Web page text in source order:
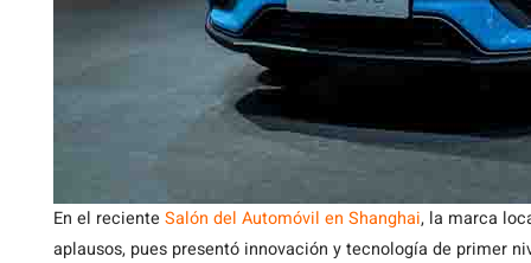
En el reciente Salón del Automóvil en Shanghai, la marca
aplausos, pues presentó innovación y tecnología de primer